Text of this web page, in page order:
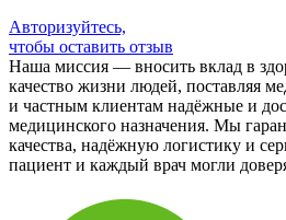
Авторизуйтесь,
чтобы оставить отзыв
Наша миссия — вносить вклад в
качество жизни людей, поставляя
и частным клиентам надёжные и
медицинского назначения. Мы
качества, надёжную логистику и
пациент и каждый врач могли